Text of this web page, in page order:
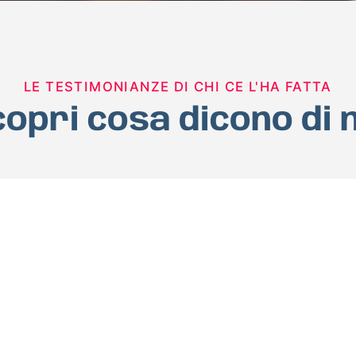
LE TESTIMONIANZE DI CHI CE L'HA FATTA
cosa dicono di